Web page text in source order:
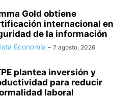
Gold obtiene
internacional en
de la información
Economía - 7 agosto, 2026
plantea inversión y
para reducir
laboral